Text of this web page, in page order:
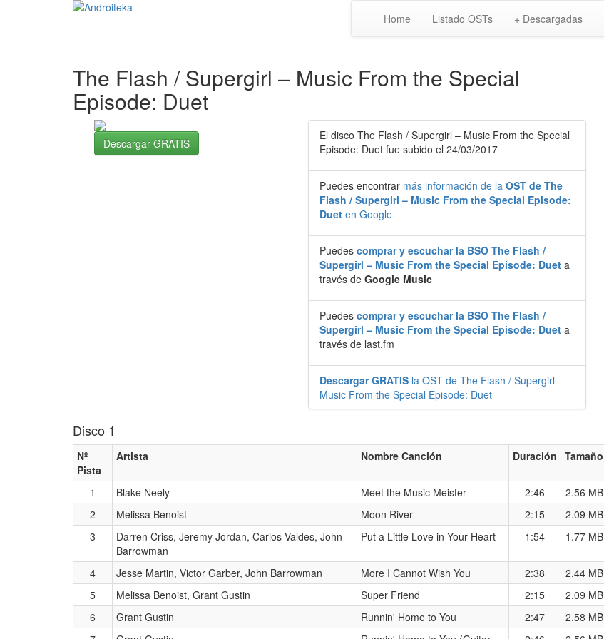
Home Listado OSTs + Descargadas
The Flash / Supergirl – Music From the Special
Episode: Duet
Descargar GRATIS
El disco The Flash / Supergirl – Music From the Special
Episode: Duet fue subido el 24/03/2017
Puedes encontrar más información de la OST de The
Flash / Supergirl – Music From the Special Episode:
Duet en Google
Puedes comprar y escuchar la BSO The Flash /
Supergirl – Music From the Special Episode: Duet a
través de Google Music
Puedes comprar y escuchar la BSO The Flash /
Supergirl – Music From the Special Episode: Duet a
través de last.fm
Descargar GRATIS la OST de The Flash / Supergirl –
Music From the Special Episode: Duet
Disco 1
Nº
Pista
Artista Nombre Canción Duración Tamaño
1 Blake Neely Meet the Music Meister 2:46
2.56 MB
2
Melissa Benoist Moon River 2:15
2.09 MB
3
Darren Criss, Jeremy Jordan, Carlos Valdes, John
Barrowman
Put a Little Love in Your Heart 1:54 1.77 MB
4 Jesse Martin, Victor Garber, John Barrowman More I Cannot Wish You 2:38
2.44 MB
5
Melissa Benoist, Grant Gustin Super Friend 2:15
2.09 MB
6
Grant Gustin Runnin' Home to You 2:47
2.58 MB